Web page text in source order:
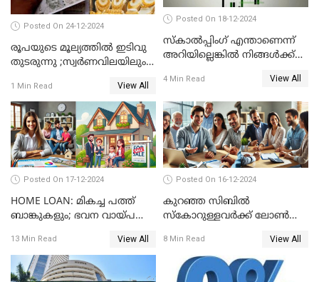
Posted On 24-12-2024
രൂപയുടെ മൂല്യത്തില്‍ ഇടിവു
തുടരുന്നു ;സ്വര്‍ണവിലയിലും
1 Min Read View All
Posted On 18-12-2024
സ്കാൽപ്പിംഗ് എന്താണെന്ന്
അറിയില്ലെങ്കിൽ നിങ്ങൾക്ക്
4 Min Read View All
Posted On 17-12-2024
HOME LOAN: മികച്ച പത്ത്
ബാങ്കുകളും; ഭവന വായ്പ
13 Min Read View All
Posted On 16-12-2024
കുറഞ്ഞ സിബിൽ
സ്കോറുള്ളവർക്ക് ലോൺ
8 Min Read View All